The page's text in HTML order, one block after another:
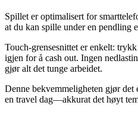
Spillet er optimalisert for
at du kan spille under en pendling
Touch-grensesnittet er enkelt:
igjen for å cash out. Ingen
gjør alt det tunge arbeidet.
Denne bekvemmeligheten gjør
en travel dag—akkurat det høyt